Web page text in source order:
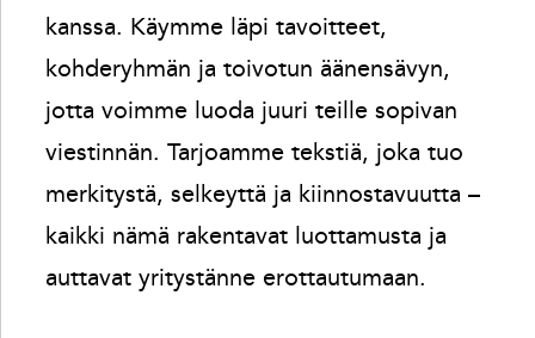
kanssa. Käymme läpi tavoitteet,
kohderyhmän ja toivotun äänensävyn,
jotta voimme luoda juuri teille sopivan
viestinnän. Tarjoamme tekstiä, joka tuo
merkitystä, selkeyttä ja kiinnostavuutta –
kaikki nämä rakentavat luottamusta ja
auttavat yritystänne erottautumaan.